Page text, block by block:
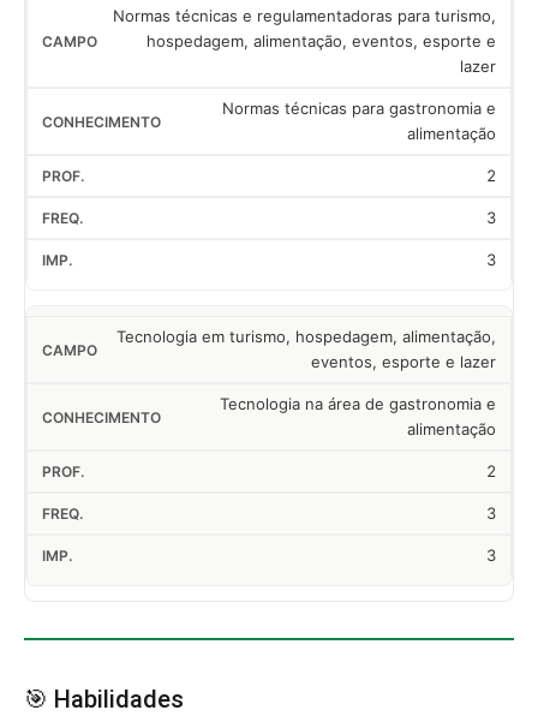
Normas técnicas e regulamentadoras para turismo,
hospedagem, alimentação, eventos, esporte e
lazer
Normas técnicas para gastronomia e
alimentação
2
3
3
Tecnologia em turismo, hospedagem, alimentação,
eventos, esporte e lazer
Tecnologia na área de gastronomia e
alimentação
2
3
3
🎯 Habilidades